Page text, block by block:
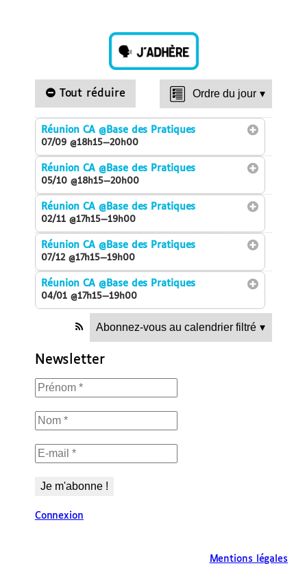
Tout réduire Ordre du jour ▾
Réunion CA@Base des Pratiques
07/09 @18h15—20h00
Réunion CA@Base des Pratiques
05/10 @18h15—20h00
Réunion CA@Base des Pratiques
02/11 @17h15—19h00
Réunion CA@Base des Pratiques
07/12 @17h15—19h00
Réunion CA@Base des Pratiques
04/01 @17h15—19h00
Abonnez-vous au calendrier filtré ▾
Newsletter
Connexion
Mentions légales